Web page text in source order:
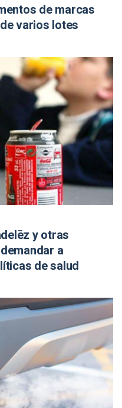
de marcas
varios lotes
y otras
a
de salud